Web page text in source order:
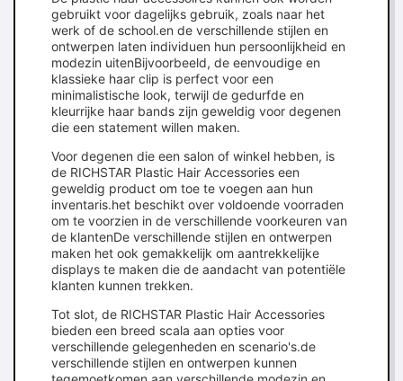
gebruikt voor dagelijks gebruik, zoals naar het
werk of de school.en de verschillende stijlen en
ontwerpen laten individuen hun persoonlijkheid en
modezin uitenBijvoorbeeld, de eenvoudige en
klassieke haar clip is perfect voor een
minimalistische look, terwijl de gedurfde en
kleurrijke haar bands zijn geweldig voor degenen
die een statement willen maken.
Voor degenen die een salon of winkel hebben, is
de RICHSTAR Plastic Hair Accessories een
geweldig product om toe te voegen aan hun
inventaris.het beschikt over voldoende voorraden
om te voorzien in de verschillende voorkeuren van
de klantenDe verschillende stijlen en ontwerpen
maken het ook gemakkelijk om aantrekkelijke
displays te maken die de aandacht van potentiële
klanten kunnen trekken.
Tot slot, de RICHSTAR Plastic Hair Accessories
bieden een breed scala aan opties voor
verschillende gelegenheden en scenario's.de
verschillende stijlen en ontwerpen kunnen